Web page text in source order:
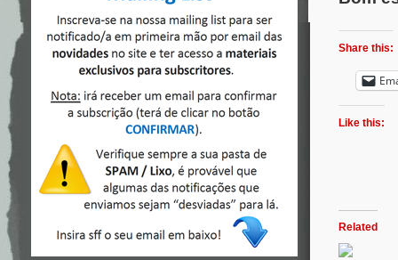
Share this:
Like this:
Related